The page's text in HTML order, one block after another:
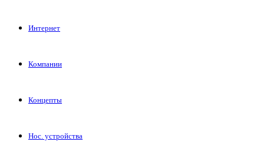
Интернет
Компании
Концепты
Нос. устройства